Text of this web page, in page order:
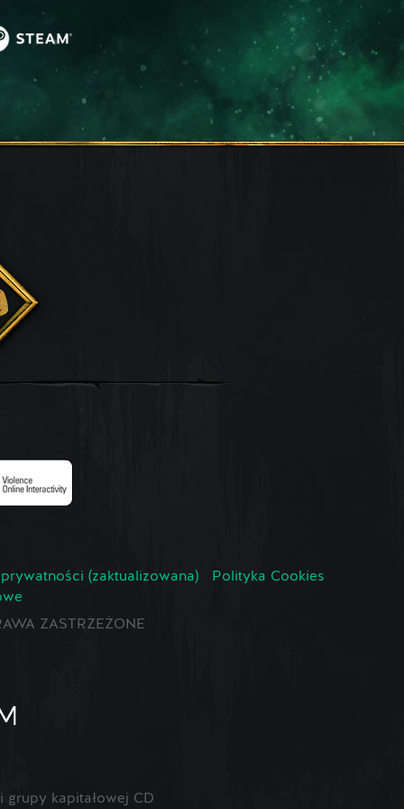
(zaktualizowana)
Polityka Cookies
ZASTRZEŻONE
kapitałowej CD